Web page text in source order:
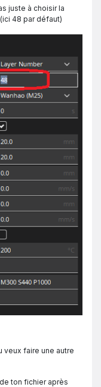
juste à choisir la
48 par défaut)
veux faire une autre
ton fichier après